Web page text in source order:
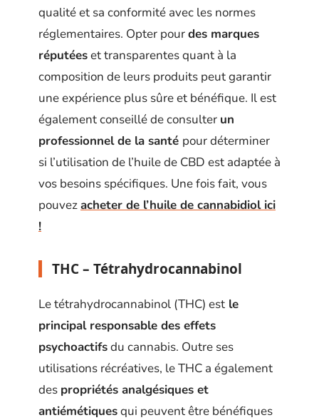
qualité et sa conformité avec les normes
réglementaires. Opter pourdes marques
réputéeset transparentes quant à la
composition de leurs produits peut garantir
une expérience plus sûre et bénéfique. Il est
également conseillé de consulter un
professionnel de la santé pour déterminer
si l’utilisation de l’huile de CBD est adaptée à
vos besoins spécifiques. Une fois fait, vous
pouvezacheter de l’huile de cannabidiol ici
!
THC – Tétrahydrocannabinol
Le tétrahydrocannabinol (THC) est le
principal responsable des effets
psychoactifsdu cannabis. Outre ses
utilisations récréatives, le THC a également
des propriétés analgésiques et
antiémétiquesqui peuvent être bénéfiques